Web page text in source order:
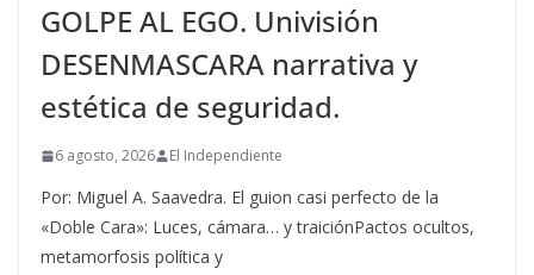
GOLPE AL EGO. Univisión
DESENMASCARA narrativa y
estética de seguridad.
6 agosto, 2026 El Independiente
Por: Miguel A. Saavedra. El guion casi perfecto de la
«Doble Cara»: Luces, cámara… y traiciónPactos ocultos,
metamorfosis política y